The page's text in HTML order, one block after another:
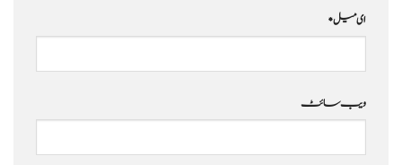
ای میل*
ویب‌ سائٹ